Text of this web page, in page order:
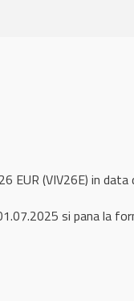
(VIV26E) in
si pana la